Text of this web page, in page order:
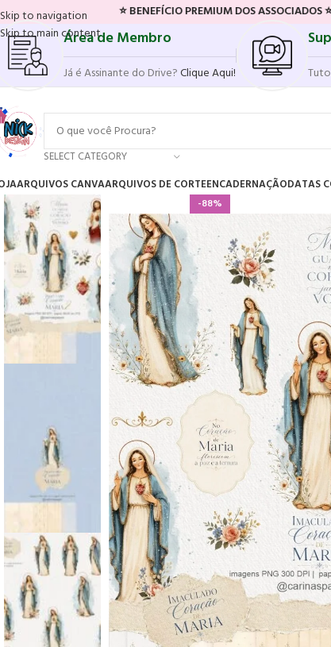
Skip to navigation
Skip to main content
⭐ BENEFÍCIO PREMIUM DOS ASSOCIADOS ⭐Tenha
Área de Membro
Já é Assinante do Drive?Clique Aqui!
SELECT CATEGORY
ARQUIVOS CANVAARQUIVOS DE CORTEENCADERNAÇÃODATAS
-88%